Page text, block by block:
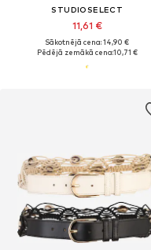
STUDIOSELECT
11,61 €
Sākotnējā cena: 14,90 €
Pēdējā zemākā cena:10,71 €